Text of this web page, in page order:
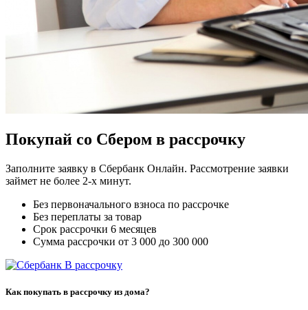
Покупай со Сбером в рассрочку
Заполните заявку в Сбербанк Онлайн. Рассмотрение заявки
займет не более 2-х минут.
Без первоначального взноса по рассрочке
Без переплаты за товар
Срок рассрочки 6 месяцев
Сумма рассрочки от 3 000 до 300 000
В рассрочку
Как покупать в рассрочку из дома?